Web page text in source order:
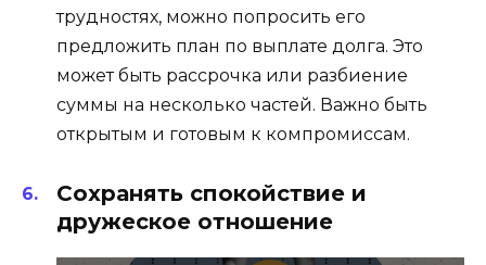
трудностях, можно попросить его
предложить план по выплате долга. Это
может быть рассрочка или разбиение
суммы на несколько частей. Важно быть
открытым и готовым к компромиссам.
Сохранять спокойствие и
дружеское отношение